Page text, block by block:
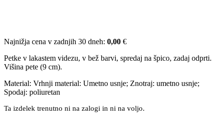
Najnižja cena v zadnjih 30 dneh: 0,00 €
Petke v lakastem videzu, v bež barvi, spredaj na špico, zadaj odprti.
Višina pete (9 cm).
Material: Vrhnji material: Umetno usnje; Znotraj: umetno usnje;
Spodaj: poliuretan
Ta izdelek trenutno ni na zalogi in ni na voljo.